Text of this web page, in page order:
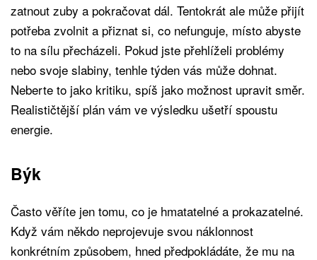
zatnout zuby a pokračovat dál. Tentokrát ale může přijít
potřeba zvolnit a přiznat si, co nefunguje, místo abyste
to na sílu přecházeli. Pokud jste přehlíželi problémy
nebo svoje slabiny, tenhle týden vás může dohnat.
Neberte to jako kritiku, spíš jako možnost upravit směr.
Realističtější plán vám ve výsledku ušetří spoustu
energie.
Býk
Často věříte jen tomu, co je hmatatelné a prokazatelné.
Když vám někdo neprojevuje svou náklonnost
konkrétním způsobem, hned předpokládáte, že mu na